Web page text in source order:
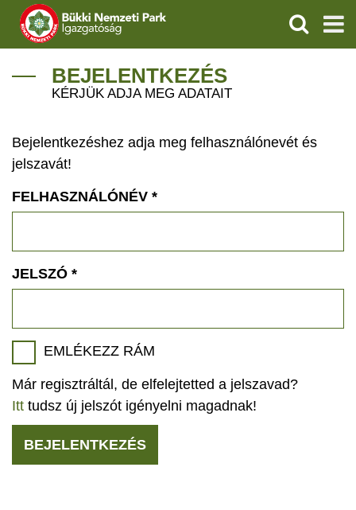
IGAZGATÓSÁG
VÍZVÉDELEM
ÖKOTURIZMUS
GEOPARKOK
KERESÉS
BEJELENTKEZÉS
KÉRJÜK ADJA MEG ADATAIT
Bejelentkezéshez adja meg felhasználónevét és
jelszavát!
FELHASZNÁLÓNÉV *
JELSZÓ *
EMLÉKEZZ RÁM
Már regisztráltál, de elfelejtetted a jelszavad?
Itt tudsz új jelszót igényelni magadnak!
BEJELENTKEZÉS